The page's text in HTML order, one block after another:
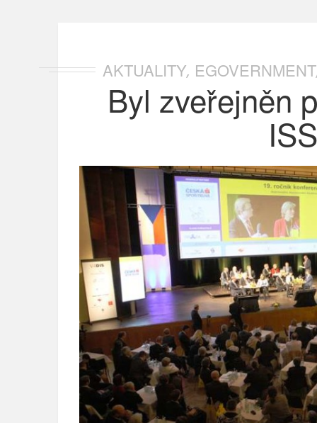
AKTUALITY, EGOVERNMENT
Byl zveřejněn